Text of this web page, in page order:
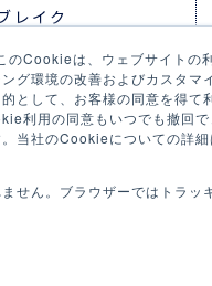
Cookieは、ウェブサイトの
グ環境の改善およびカスタマ
として、お客様の同意を得
利用の同意もいつでも撤回
当社のCookieについての詳
せん。ブラウザーではトラッ
レイク
日